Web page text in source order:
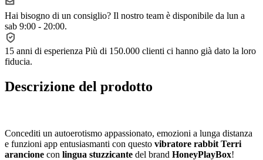
Hai bisogno di un consiglio? Il nostro team è disponibile da lun a
sab 9:00 - 20:00.
15 anni di esperienza Più di 150.000 clienti ci hanno già dato la loro
fiducia.
Descrizione del prodotto
Concediti un autoerotismo appassionato, emozioni a lunga distanza
e funzioni app entusiasmanti con questo vibratore rabbit Terri
arancione con lingua stuzzicante del brand HoneyPlayBox!